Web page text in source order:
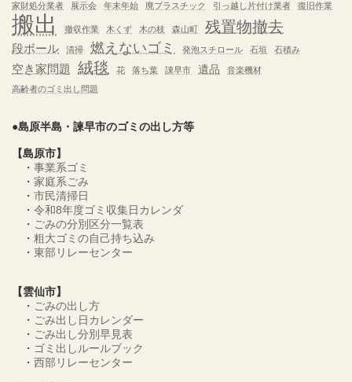
家財処分業者
展示会 年末年始 廃プラスチック 引っ越し片付け業者 復旧作業
搬出 撤収作業 木くず 木の枝 森山町 残置物撤去
段ボール 清掃 燃えないゴミ 発泡スチロール 石垣 石積み
空き家問題 絨毯 花 落ち葉 諌早市 遺品
音楽機材
高齢者のゴミ出し問題
●島原半島・諫早市のゴミの出し方等
【島原市】
・ 事業系ゴミ
・ 家庭系ごみ
・ 市民清掃日
・ 令和8年度ゴミ収集日カレンダ
・ ごみの分別区分一覧表
・ 粗大ゴミの自己持ち込み
・ 東部リレーセンター
【雲仙市】
・ ごみの出し方
・ ごみ出し日カレンダー
・ ごみ出し分別早見表
・ ゴミ出しルールブック
・ 西部リレーセンター